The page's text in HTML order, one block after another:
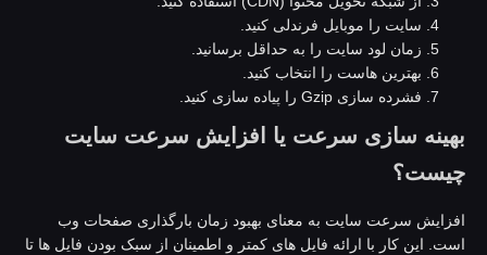
سایت را موبایل فرندلی کنید.
زمان لود سایت را به حداقل برسانید.
بهترین هاست را انتخاب کنید.
فشرده سازی Gzip را پیاده سازی کنید.
سازی سرعت یا افزایش سرعت سایت
سرعت سایت به معنای بهبود زمان بارگذاری صفحات وب
این کار با ارائه فایل های کمتر و اطمینان از سبک بودن فایل ها تا